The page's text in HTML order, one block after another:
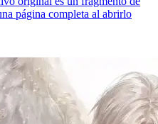
página completa al abrirlo